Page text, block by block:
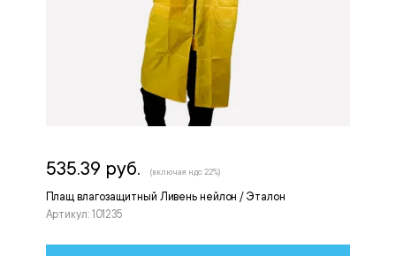
Плащ влагозащитный Ливень нейлон / Эталон
Артикул: 101235
535.39 руб. (включая ндс 22%)